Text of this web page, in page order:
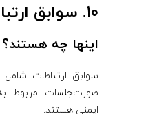
10. سوابق ارتباطات
اینها چه هستند؟
سوابق ارتباطات شامل
صورت‌جلسات مربوط
ایمنی هستند.